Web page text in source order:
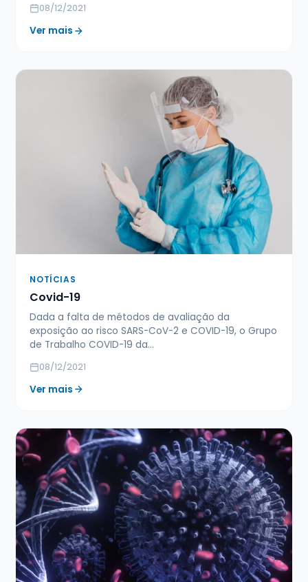
08/12/2021
Ver mais
NOTÍCIAS
Covid-19
Dada a falta de métodos de avaliação da
exposição ao risco SARS-CoV-2 e COVID-19, o Grupo
de Trabalho COVID-19 da…
08/12/2021
Ver mais